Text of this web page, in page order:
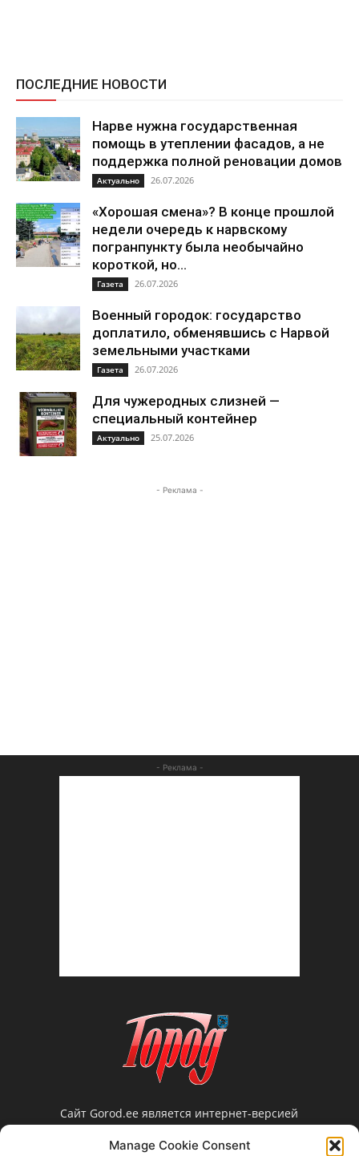
Manage Cookie Consent
ПОСЛЕДНИЕ НОВОСТИ
Нарве нужна государственная
помощь в утеплении фасадов, а не
поддержка полной реновации домов
Актуально 26.07.2026
«Хорошая смена»? В конце прошлой
недели очередь к нарвскому
погранпункту была необычайно
короткой, но...
Газета 26.07.2026
Военный городок: государство
доплатило, обменявшись с Нарвой
земельными участками
Газета 26.07.2026
Для чужеродных слизней —
специальный контейнер
Актуально 25.07.2026
- Реклама -
- Реклама -
Сайт Gorod.ee является интернет-версией
нарвской еженедельной газеты «Город».
Редакция не несет ответственности за